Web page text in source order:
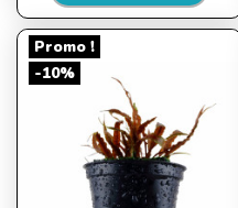
Promo !
-10%